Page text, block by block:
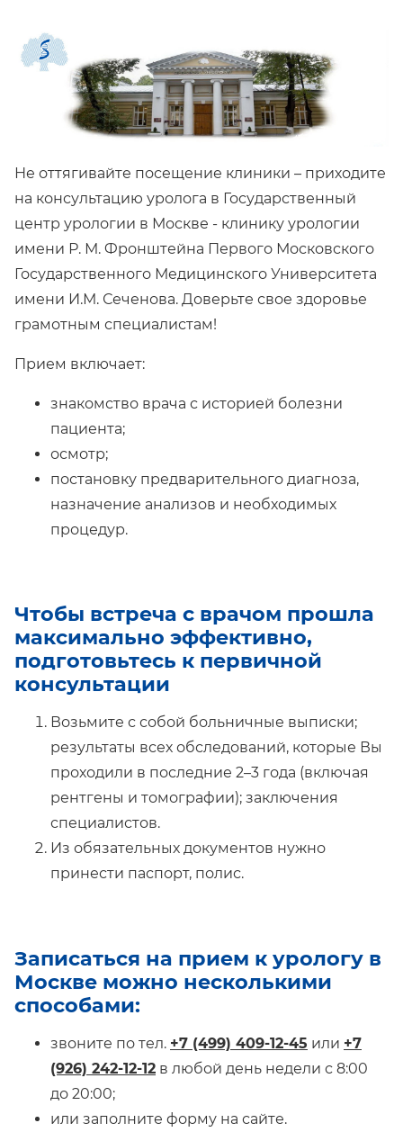
Не оттягивайте посещение клиники – приходите
на консультацию уролога в Государственный
центр урологии в Москве - клинику урологии
имени Р. М. Фронштейна Первого Московского
Государственного Медицинского Университета
имени И.М. Сеченова. Доверьте свое здоровье
грамотным специалистам!
Прием включает:
знакомство врача с историей болезни
пациента;
осмотр;
постановку предварительного диагноза,
назначение анализов и необходимых
процедур.
Чтобы встреча с врачом прошла
максимально эффективно,
подготовьтесь к первичной
консультации
Возьмите с собой больничные выписки;
результаты всех обследований, которые Вы
проходили в последние 2–3 года (включая
рентгены и томографии); заключения
специалистов.
Из обязательных документов нужно
принести паспорт, полис.
Записаться на прием к урологу в
Москве можно несколькими
способами:
звоните по тел. +7 (499) 409-12-45 или +7
(926) 242-12-12 в любой день недели с 8:00
до 20:00;
или заполните форму на сайте.